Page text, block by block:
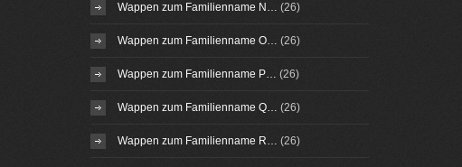
Wappen zum Familienname N… (26)
Wappen zum Familienname O… (26)
Wappen zum Familienname P… (26)
Wappen zum Familienname Q… (26)
Wappen zum Familienname R… (26)